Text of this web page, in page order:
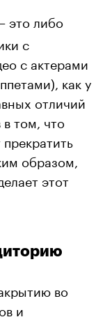
это либо
с
с актерами
как у
отличий
том, что
образом,
этот
во
и